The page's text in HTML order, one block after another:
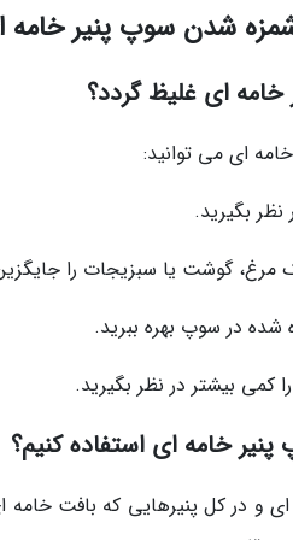
شدن سوپ پنیر خامه
ای غلیظ گردد؟
ای می توانید:
خامه ای استفاده کنیم؟
ای و در کل پنیرهایی که بافت